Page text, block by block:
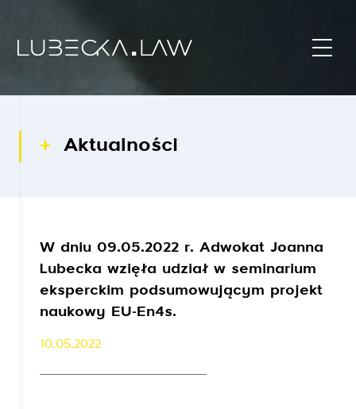
Aktualności
W dniu 09.05.2022 r. Adwokat Joanna
Lubecka wzięła udział w seminarium
eksperckim podsumowującym projekt
naukowy EU-En4s.
10.05.2022